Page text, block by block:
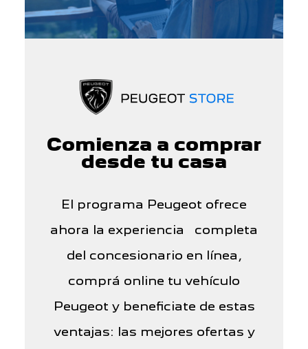
Comienza a comprar
desde tu casa
El programa Peugeot ofrece
ahora la experiencia completa
del concesionario en línea,
comprá online tu vehículo
Peugeot y beneficiate de estas
ventajas: las mejores ofertas y